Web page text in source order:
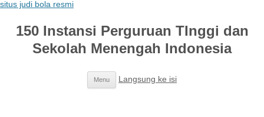
situs judi bola resmi
150 Instansi Perguruan TInggi dan
Sekolah Menengah Indonesia
Menu Langsung ke isi